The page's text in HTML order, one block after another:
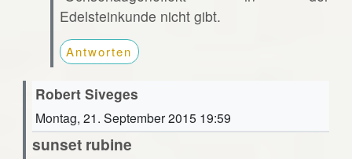
Edelsteinkunde nicht gibt.
Antworten
Robert Siveges
Montag, 21. September 2015 19:59
sunset rubine